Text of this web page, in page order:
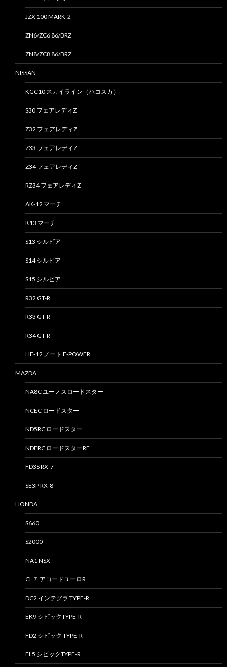
JZX 100 MARK-2
ZN6/ZC6 86/BRZ
ZN8/ZC8 86/BRZ
NISSAN
KGC10 スカイライン（ハコスカ）
S30 フェアレディZ
Z32 フェアレディZ
Z33 フェアレディZ
Z34 フェアレディZ
RZ34 フェアレディZ
AK-12 マーチ
K13 マーチ
S13 シルビア
S14 シルビア
S15 シルビア
R32 GT-R
R33 GT-R
R34 GT-R
HE-12 ノート E-POWER
MAZDA
NA8C ユーノスロードスター
NCEC ロードスター
ND5RC ロードスター
NDERC ロードスターRF
FD3S RX-7
SE3P RX-8
HONDA
S660
S2000
NA1 NSX
CL７ アコードユーロR
DC2 インテグラ TYPE-R
EK9 シビックTYPE-R
FD2 シビック TYPE-R
FL5 シビックTYPE-R